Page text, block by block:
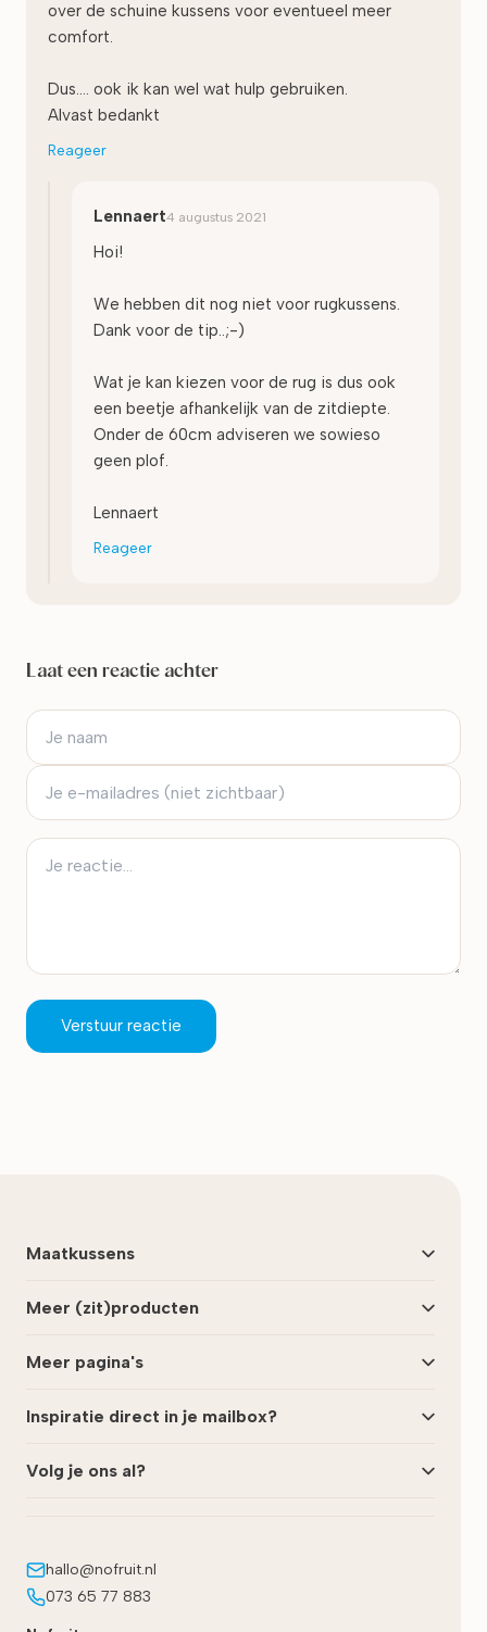
over de schuine kussens voor eventueel meer
comfort.
Dus.... ook ik kan wel wat hulp gebruiken.
Alvast bedankt
Reageer
Lennaert4 augustus 2021
Hoi!
We hebben dit nog niet voor rugkussens.
Dank voor de tip..;-)
Wat je kan kiezen voor de rug is dus ook
een beetje afhankelijk van de zitdiepte.
Onder de 60cm adviseren we sowieso
geen plof.
Lennaert
Reageer
Laat een reactie achter
Verstuur reactie
Maatkussens
Meer (zit)producten
Meer pagina's
Inspiratie direct in je mailbox?
Volg je ons al?
hallo@nofruit.nl
073 65 77 883